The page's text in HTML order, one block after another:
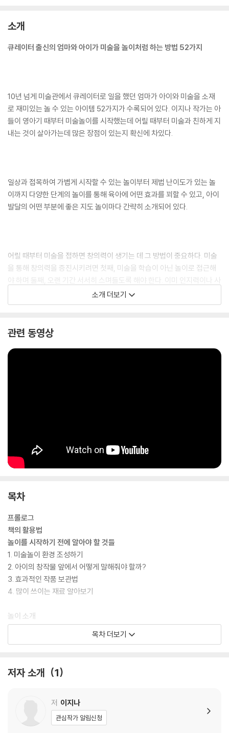
소개
큐레이터 출신의 엄마와 아이가 미술을 놀이처럼 하는 방법 52가지
10년 넘게 미술관에서 큐레이터로 일을 했던 엄마가 아이와 미술을 소재
로 재미있는 놀 수 있는 아이템 52가지가 수록되어 있다. 이지나 작가는 아
들이 영아기 때부터 미술놀이를 시작했는데 어릴 때부터 미술과 친하게 지
내는 것이 살아가는데 많은 장점이 있는지 확신에 차있다.
일상과 접목하여 가볍게 시작할 수 있는 놀이부터 제법 난이도가 있는 놀
이까지 다양한 단계의 놀이를 통해 육아에 어떤 효과를 꾀할 수 있고, 아이
발달의 어떤 부분에 좋은 지도 놀이마다 간략히 소개되어 있다.
어릴 때부터 미술을 접하면 창의력이 생기는 데 그 방법이 중요하다. 미술
을 통해 창의력을 증진시키려면 첫째, 미술을 학습이 아닌 놀이로 접근해
야 하며 둘째, 오랜 기간 서서히 스며들도록 해야 한다. 이미 인지력이나 사
고력이 어느 정도 굳어진 학령기 아이들은 미술을 더 이상 놀이라고 생각
하지 않는다. 학습의 하나라고 받아들이기 쉽다. 따라서 이 두 가지가 바로
소개 더보기
관련 동영상
목차
프롤로그
책의 활용법
놀이를 시작하기 전에 알아야 할 것들
1. 미술놀이 환경 조성하기
2. 아이의 창작물 앞에서 어떻게 말해줘야 할까?
3. 효과적인 작품 보관법
4. 많이 쓰이는 재료 알아보기
놀이 소개
PART 01. 시각자극 색채 놀이
04. 유리컵 실로폰
06. 팡팡 터지는 물풍선 물감
07. 데칼코마니 나비
목차 더보기
저자 소개 1
저 이지나
관심작가 알림신청